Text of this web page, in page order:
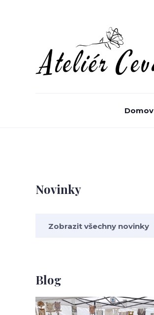
Domov
Novinky
Zobrazit všechny novinky
Blog